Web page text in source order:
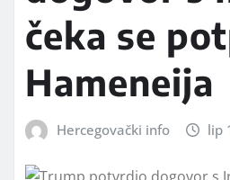
čeka se
Hameneija
Hercegovački info lip